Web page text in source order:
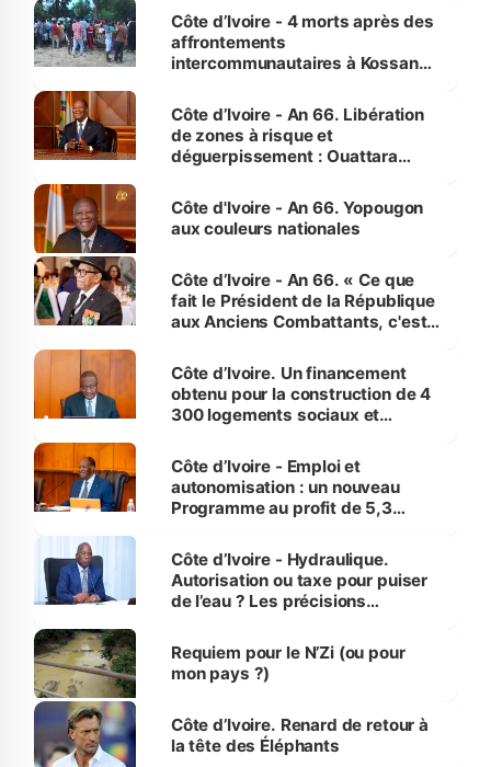
générations futures »
Côte d’Ivoire - 4 morts après des
affrontements
intercommunautaires à Kossandji
milieu des sinistrés
Côte d’Ivoire - An 66. Libération
de zones à risque et
déguerpissement : Ouattara
l'Etat de droit pour préserver les
vies humaines »
Côte d'Ivoire - An 66. Yopougon
aux couleurs nationales
Côte d’Ivoire - An 66. « Ce que
fait le Président de la République
aux Anciens Combattants, c'est
Côte d’Ivoire. Un financement
obtenu pour la construction de 4
300 logements sociaux et
et Yamoussoukro
Côte d’Ivoire - Emploi et
autonomisation : un nouveau
Programme au profit de 5,3
Côte d’Ivoire - Hydraulique.
Autorisation ou taxe pour puiser
de l’eau ? Les précisions
Requiem pour le N’Zi (ou pour
mon pays ?)
Côte d’Ivoire. Renard de retour à
la tête des Éléphants